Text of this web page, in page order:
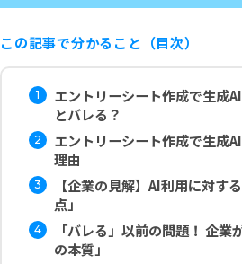
この記事で分かること（目次）
エントリーシート作成で生成
とバレる？
エントリーシート作成で生成
理由
【企業の見解】AI利用に対す
点」
「バレる」以前の問題！ 企業
の本質」